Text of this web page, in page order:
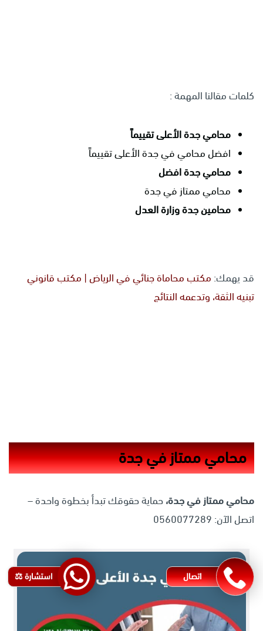
كلمات مقالنا المهمة :
محامي جدة الأعلى تقييماً
افضل محامي في جدة الأعلى تقييماً
محامي جدة افضل
محامي ممتاز في جدة
محامين جدة وزارة العدل
قد يهمك: مكتب محاماة جنائي في الرياض | مكتب قانوني
تبنيه الثقة، وتدعمه النتائج
محامي ممتاز في جدة
محامي ممتاز في جدة،حماية حقوقك تبدأ بخطوة واحدة –
اتصل الآن: 0560077289
اتصال استشارة ⚖️